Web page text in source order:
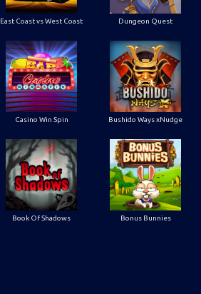
East Coast vs West Coast Dungeon Quest
Casino Win Spin Bushido Ways xNudge
Book Of Shadows Bonus Bunnies